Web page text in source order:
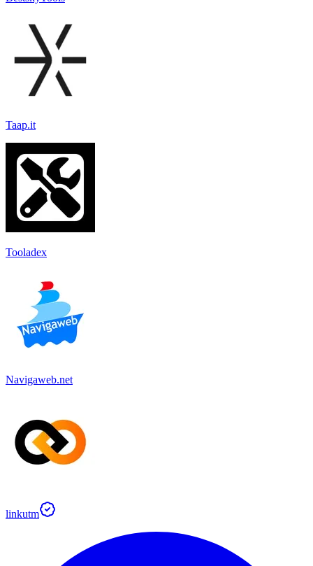
Taap.it
Tooladex
Navigaweb.net
linkutm